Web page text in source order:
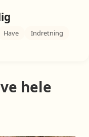
Have
Indretning
hele